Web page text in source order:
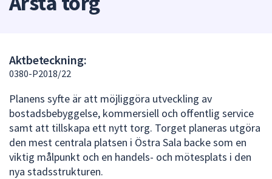
under
fältet.
Använd
piltangenterna
för
Aktbeteckning:
0380-P2018/22
Planens syfte är att möjliggöra utveckling av
bostadsbebyggelse, kommersiell och offentlig service
samt att tillskapa ett nytt torg. Torget planeras utgöra
den mest centrala platsen i Östra Sala backe som en
viktig målpunkt och en handels- och mötesplats i den
nya stadsstrukturen.